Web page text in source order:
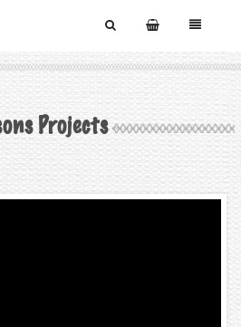
Projects